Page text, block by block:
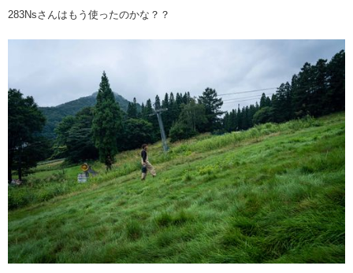
283Nsさんはもう使ったのかな？？